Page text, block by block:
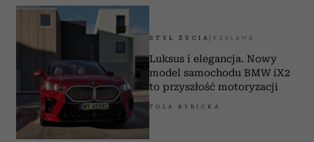
STYL ŻYCIA
Luksus i elegancja. Nowy
model samochodu BMW iX2
to przyszłość motoryzacji
TOLA RYBICKA